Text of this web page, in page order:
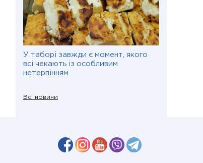
У таборі завжди є момент, якого
всі чекають із особливим
нетерпінням
Всі новини